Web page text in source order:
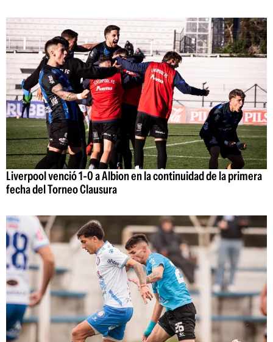
Liverpool venció 1-0 a Albion en la continuidad de la primera
fecha del Torneo Clausura